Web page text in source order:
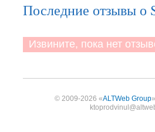
Последние отзывы о
Извините, пока нет
© 2009-2026 «ALTWeb Group»